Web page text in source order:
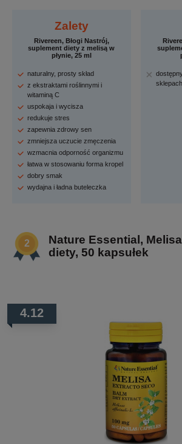
Zalety
Rivereen, Błogi Nastrój,
suplement diety z melisą w
płynie, 25 ml
naturalny, prosty skład
z ekstraktami roślinnymi i
witaminą C
uspokaja i wycisza
redukuje stres
zapewnia zdrowy sen
zmniejsza uczucie zmęczenia
wzmacnia odporność organizmu
łatwa w stosowaniu forma kropel
dobry smak
wydajna i ładna buteleczka
sklepach
Nature Essential,
diety, 50 kapsułek
4.12